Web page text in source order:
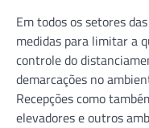
Em todos os setores
medidas para limitar a
controle do
demarcações no
Recepções como
elevadores e outros